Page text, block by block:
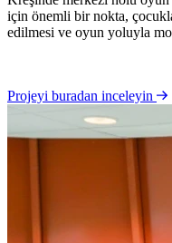
için önemli bir nokta,
edilmesi ve oyun yoluyla
Projeyi buradan inceleyin